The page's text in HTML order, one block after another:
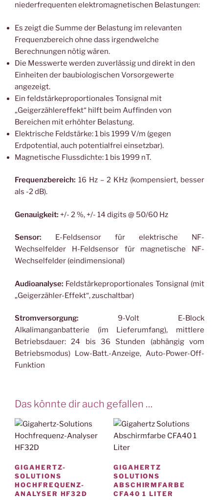
niederfrequenten elektromagnetischen Belastungen:
Es zeigt die Summe der Belastung im relevanten
Frequenzbereich ohne dass irgendwelche
Berechnungen nötig wären.
Die Messwerte werden zuverlässig und direkt in den
Einheiten der baubiologischen Vorsorgewerte
angezeigt.
Ein feldstärkeproportionales Tonsignal mit
„Geigerzählereffekt“ hilft beim Auffinden von
Bereichen mit erhöhter Belastung.
Elektrische Feldstärke: 1 bis 1999 V/m (gegen
Erdpotential, auch potentialfrei einsetzbar).
Magnetische Flussdichte: 1 bis 1999 nT.
Frequenzbereich: 16 Hz – 2 KHz (kompensiert, besser
als -2 dB).
Genauigkeit: +/- 2 %, +/- 14 digits @ 50/60 Hz
Sensor: E-Feldsensor für elektrische NF-
Wechselfelder H-Feldsensor für magnetische NF-
Wechselfelder (eindimensional)
Audioanalyse: Feldstärkeproportionales Tonsignal (mit
„Geigerzähler-Effekt“, zuschaltbar)
Stromversorgung: 9-Volt E-Block
Alkalimanganbatterie (im Lieferumfang), mittlere
Betriebsdauer: 24 bis 36 Stunden (abhängig vom
Betriebsmodus) Low-Batt.-Anzeige, Auto-Power-Off-
Funktion
Das könnte dir auch gefallen …
GIGAHERTZ-
SOLUTIONS
HOCHFREQUENZ-
ANALYSER HF32D
GIGAHERTZ
SOLUTIONS
ABSCHIRMFARBE
CFA40 1 LITER